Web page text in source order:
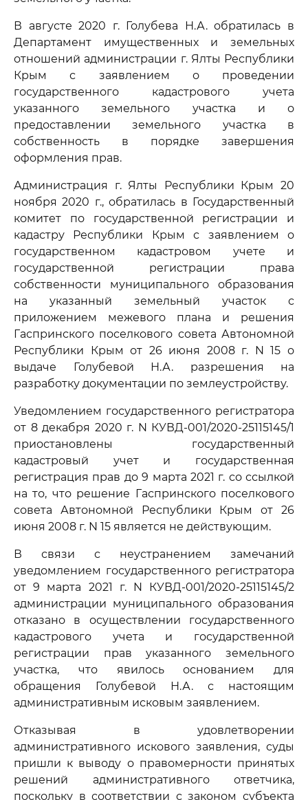
В августе 2020 г. Голубева Н.А. обратилась в
Департамент имущественных и земельных
отношений администрации г. Ялты Республики
Крым с заявлением о проведении
государственного кадастрового учета
указанного земельного участка и о
предоставлении земельного участка в
собственность в порядке завершения
оформления прав.
Администрация г. Ялты Республики Крым 20
ноября 2020 г., обратилась в Государственный
комитет по государственной регистрации и
кадастру Республики Крым с заявлением о
государственном кадастровом учете и
государственной регистрации права
собственности муниципального образования
на указанный земельный участок с
приложением межевого плана и решения
Гаспринского поселкового совета Автономной
Республики Крым от 26 июня 2008 г. N 15 о
выдаче Голубевой Н.А. разрешения на
разработку документации по землеустройству.
Уведомлением государственного регистратора
от 8 декабря 2020 г. N КУВД-001/2020-25115145/1
приостановлены государственный
кадастровый учет и государственная
регистрация прав до 9 марта 2021 г. со ссылкой
на то, что решение Гаспринского поселкового
совета Автономной Республики Крым от 26
июня 2008 г. N 15 является не действующим.
В связи с неустранением замечаний
уведомлением государственного регистратора
от 9 марта 2021 г. N КУВД-001/2020-25115145/2
администрации муниципального образования
отказано в осуществлении государственного
кадастрового учета и государственной
регистрации прав указанного земельного
участка, что явилось основанием для
обращения Голубевой Н.А. с настоящим
административным исковым заявлением.
Отказывая в удовлетворении
административного искового заявления, суды
пришли к выводу о правомерности принятых
решений административного ответчика,
поскольку в соответствии с законом субъекта